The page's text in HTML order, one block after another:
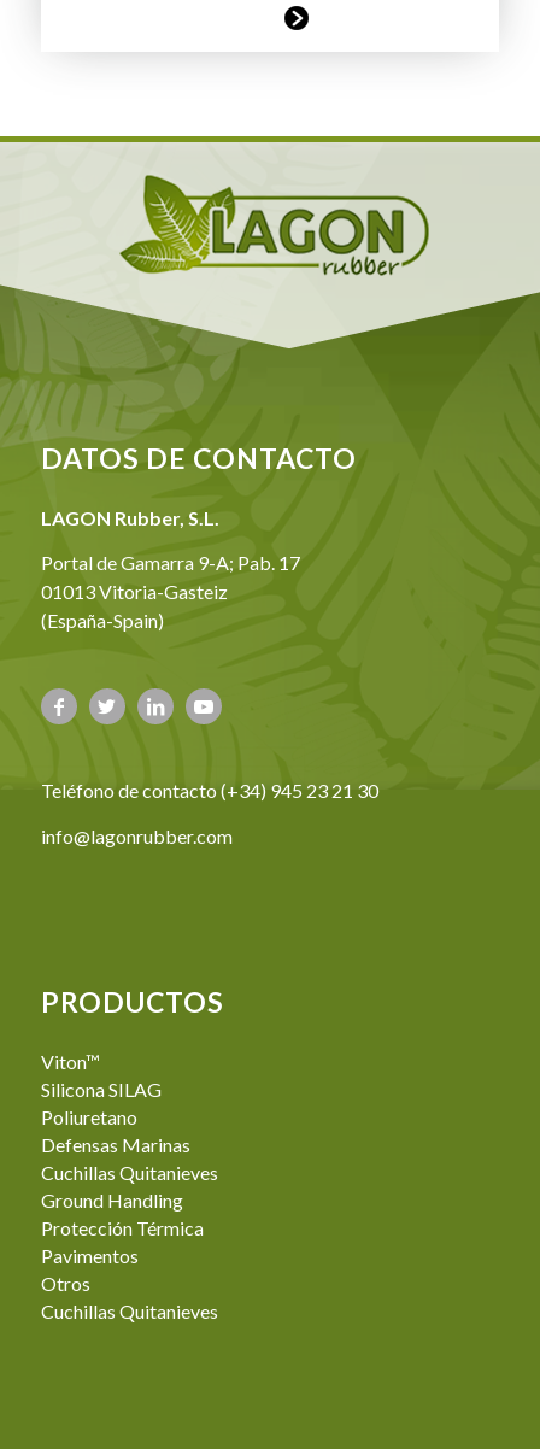
DATOS DE CONTACTO
LAGON Rubber, S.L.
Portal de Gamarra 9-A; Pab. 17
01013 Vitoria-Gasteiz
(España-Spain)
Teléfono de contacto (+34) 945 23 21 30
info@lagonrubber.com
PRODUCTOS
Viton™
Silicona SILAG
Poliuretano
Defensas Marinas
Cuchillas Quitanieves
Ground Handling
Protección Térmica
Pavimentos
Otros
Cuchillas Quitanieves